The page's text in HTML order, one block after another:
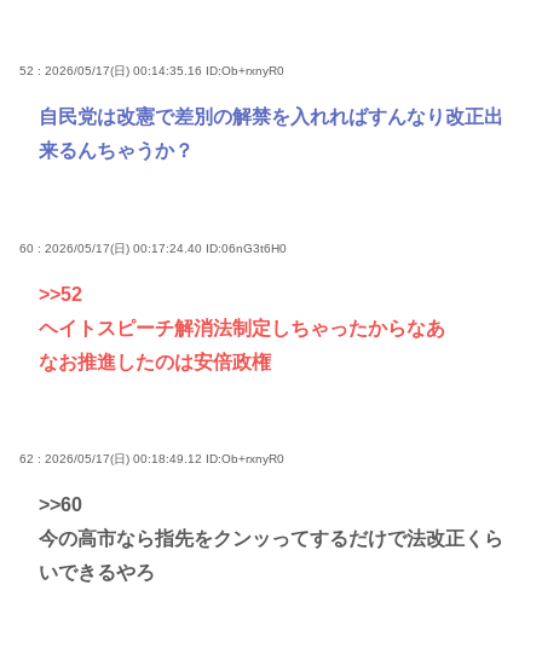
52 : 2026/05/17(日) 00:14:35.16 ID:Ob+rxnyR0
自民党は改憲で差別の解禁を入れればすんなり改正出
来るんちゃうか？
60 : 2026/05/17(日) 00:17:24.40 ID:06nG3t6H0
>>52
ヘイトスピーチ解消法制定しちゃったからなあ
なお推進したのは安倍政権
62 : 2026/05/17(日) 00:18:49.12 ID:Ob+rxnyR0
>>60
今の高市なら指先をクンッってするだけで法改正くら
いできるやろ